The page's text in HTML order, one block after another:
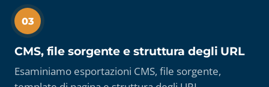
03
CMS, file sorgente e struttura degli URL
Esaminiamo esportazioni CMS, file sorgente,